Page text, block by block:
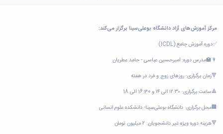
مرکز آموزش‌های آزاد دانشگاه بوعلی‌سینا برگزار می‌کند:
✅دوره آموزش جامع (ICDL)
👨‍🏫مدرس دوره: امیرحسین عباسی - حامد عطریان
🔻زمان برگزاری: روزهای زوج و فرد در هفته
🔺ساعت برگزاری: ۱۲:۳۰ الی ۱۴ و 16:30 الی 18
🏢محل برگزاری: دانشگاه بوعلی‌سینا- دانشکده علوم انسانی
🔻هزینه دوره ویژه غیر دانشجویان: ۲ میلیون تومان